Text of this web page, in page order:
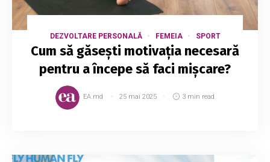
DEZVOLTARE PERSONALĂ FEMEIA SPORT
Cum să găsești motivația necesară
pentru a începe să faci mișcare?
EA.md 25 mai 2025 3 min read